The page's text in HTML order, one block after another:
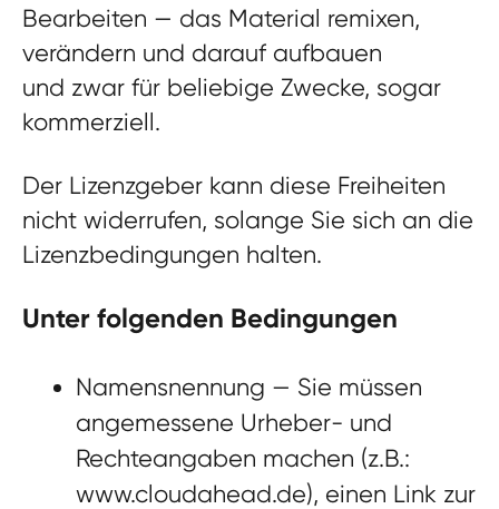
Bearbeiten — das Material remixen,
verändern und darauf aufbauen
und zwar für beliebige Zwecke, sogar
kommerziell.
Der Lizenzgeber kann diese Freiheiten
nicht widerrufen, solange Sie sich an die
Lizenzbedingungen halten.
Unter folgenden Bedingungen
Namensnennung — Sie müssen
angemessene Urheber- und
Rechteangaben machen (z.B.:
www.cloudahead.de), einen Link zur